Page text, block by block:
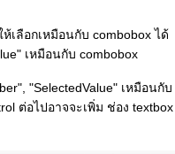
ลือกเหมือนกับ combobox ได้
เหมือนกับ combobox
"SelectedValue" เหมือนกั
ต่อไปอาจจะเพิ่ม ช่อง